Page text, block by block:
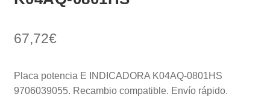
67,72€
Placa potencia E INDICADORA K04AQ-0801HS
9706039055. Recambio compatible. Envío rápido.